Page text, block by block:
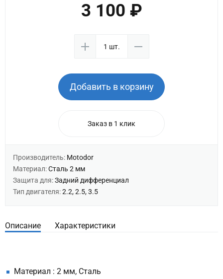
3 100 ₽
Добавить в корзину
Заказ в 1 клик
Производитель: Motodor
Материал:Сталь 2 мм
Защита для:Задний дифференциал
Тип двигателя:2.2, 2.5, 3.5
Описание Характеристики
Материал : 2 мм, Сталь